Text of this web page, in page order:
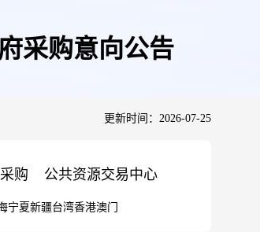
采购意向公告
更新时间：2026-07-25
购 公共资源交易中心
宁夏新疆台湾香港澳门